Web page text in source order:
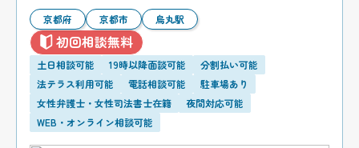
京都府 京都市 烏丸駅
初回相談無料
土日相談可能 19時以降面談可能
分割払い可能
法テラス利用可能
電話相談可能
駐車場あり
女性弁護士・女性司法書士在籍
夜間対応可能
WEB・オンライン相談可能